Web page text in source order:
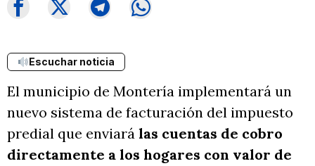
Escuchar noticia
El municipio de Montería implementará un
nuevo sistema de facturación del impuesto
predial que enviará las cuentas de cobro
directamente a los hogares con valor de